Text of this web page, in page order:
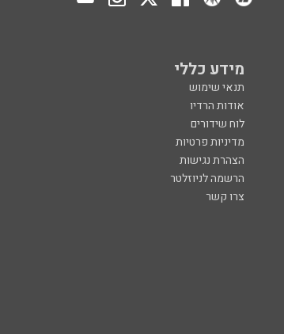
מידע כללי
תנאי שימוש
אודות הרדיו
לוח שידורים
מדיניות פרטיות
הצהרת נגישות
הרשמה לניוזלטר
צרו קשר